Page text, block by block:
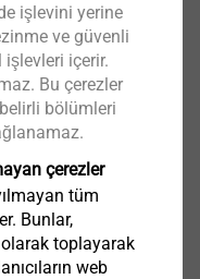
fiyat
işlevini yerine
ve güvenli
içerir.
Bu çerezler
bölümleri
çerezler
tüm
Bunlar,
toplayarak
web